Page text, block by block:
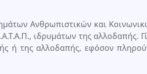
Ανθρωπιστικών και
ιδρυμάτων της αλλοδαπής.
ή της αλλοδαπής, εφόσον